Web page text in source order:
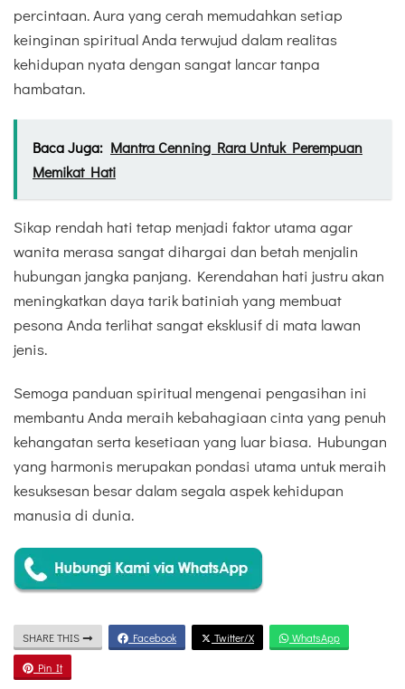
percintaan. Aura yang cerah memudahkan setiap
keinginan spiritual Anda terwujud dalam realitas
kehidupan nyata dengan sangat lancar tanpa
hambatan.
Baca Juga: Mantra Cenning Rara Untuk Perempuan
Memikat Hati
Sikap rendah hati tetap menjadi faktor utama agar
wanita merasa sangat dihargai dan betah menjalin
hubungan jangka panjang. Kerendahan hati justru akan
meningkatkan daya tarik batiniah yang membuat
pesona Anda terlihat sangat eksklusif di mata lawan
jenis.
Semoga panduan spiritual mengenai pengasihan ini
membantu Anda meraih kebahagiaan cinta yang penuh
kehangatan serta kesetiaan yang luar biasa. Hubungan
yang harmonis merupakan pondasi utama untuk meraih
kesuksesan besar dalam segala aspek kehidupan
manusia di dunia.
SHARE THIS Facebook Twitter/X WhatsApp
Pin It